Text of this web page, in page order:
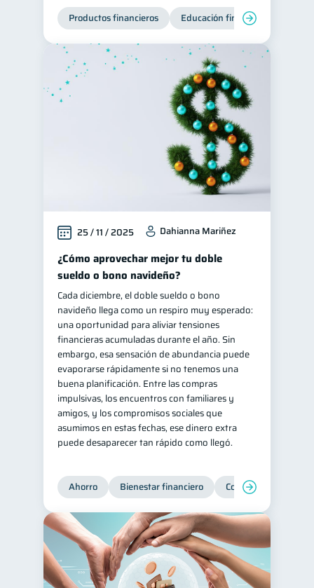
Productos financieros Educación financiera
25 / 11 / 2025 Dahianna Mariñez
¿Cómo aprovechar mejor tu doble
sueldo o bono navideño?
Cada diciembre, el doble sueldo o bono
navideño llega como un respiro muy esperado:
una oportunidad para aliviar tensiones
financieras acumuladas durante el año. Sin
embargo, esa sensación de abundancia puede
evaporarse rápidamente si no tenemos una
buena planificación. Entre las compras
impulsivas, los encuentros con familiares y
amigos, y los compromisos sociales que
asumimos en estas fechas, ese dinero extra
puede desaparecer tan rápido como llegó.
Ahorro Bienestar financiero Consejos